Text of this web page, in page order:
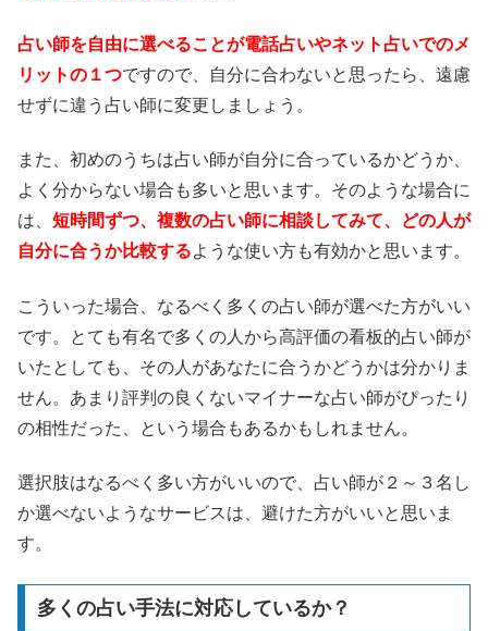
占い師を自由に選べることが電話占いやネット占いでのメ
リットの１つですので、自分に合わないと思ったら、遠慮
せずに違う占い師に変更しましょう。
また、初めのうちは占い師が自分に合っているかどうか、
よく分からない場合も多いと思います。そのような場合に
は、 短時間ずつ、複数の占い師に相談してみて、どの人が
自分に合うか比較するような使い方も有効かと思います。
こういった場合、なるべく多くの占い師が選べた方がいい
です。とても有名で多くの人から高評価の看板的占い師が
いたとしても、その人があなたに合うかどうかは分かりま
せん。あまり評判の良くないマイナーな占い師がぴったり
の相性だった、という場合もあるかもしれません。
選択肢はなるべく多い方がいいので、占い師が２～３名し
か選べないようなサービスは、避けた方がいいと思いま
す。
多くの占い手法に対応しているか？